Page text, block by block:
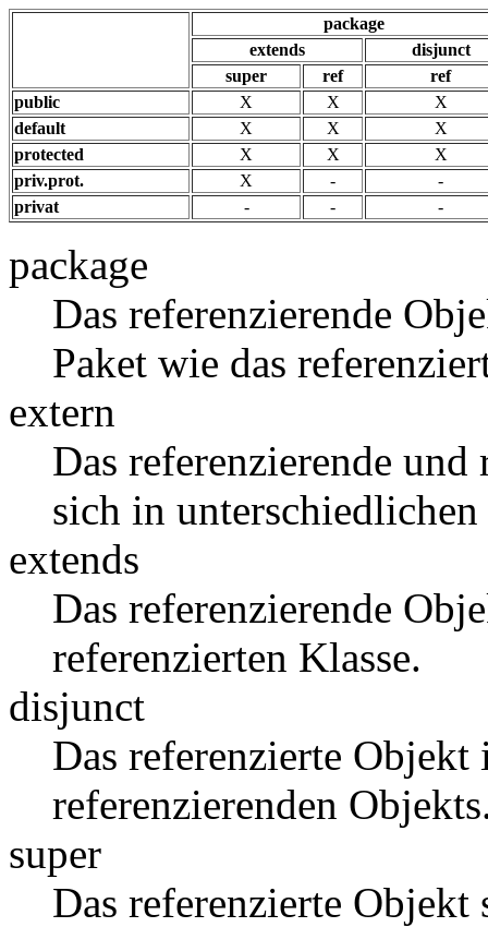
package
extends
disjunct
super
ref
ref
public
X X
X
default
X X
X
protected
X X
X
priv.prot.
X -
-
privat
- - -
package
Das referenzierende
Paket wie das
extern
Das referenzierende
sich in unterschiedlichen
extends
Das referenzierende
referenzierten Klasse.
disjunct
Das referenzierte Objekt
referenzierenden
super
Das referenzierte Objekt